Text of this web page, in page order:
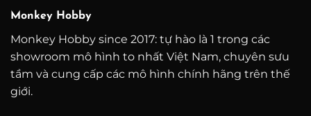
Monkey Hobby
Monkey Hobby since 2017: tự hào là 1 trong các
showroom mô hình to nhất Việt Nam, chuyên sưu
tầm và cung cấp các mô hình chính hãng trên thế
giới.